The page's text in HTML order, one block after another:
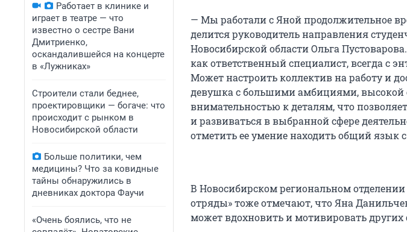
Работает в клинике и
играет в театре — что
известно о сестре Вани
Дмитриенко,
оскандалившейся на концерте
в «Лужниках»
Строители стали беднее,
проектировщики — богаче: что
происходит с рынком в
Новосибирской области
Больше политики, чем
медицины? Что за ковидные
тайны обнаружились в
дневниках доктора Фаучи
«Очень боялись, что не
— Мы работали с Яной продолжительное
делится руководитель направления
Новосибирской области Ольга
как ответственный специалист, всегда с
Может настроить коллектив на работу и
девушка с большими амбициями, высокой
внимательностью к деталям, что
и развиваться в выбранной сфере
отметить ее умение находить общий
В Новосибирском региональном
отряды» тоже отмечают, что Яна
может вдохновить и мотивировать других